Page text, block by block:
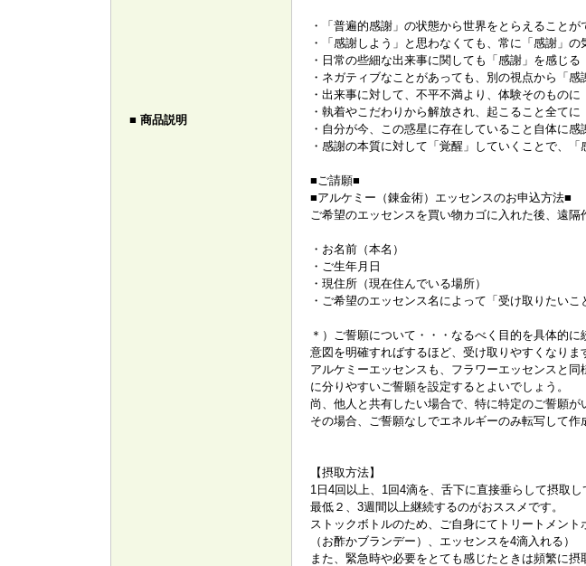
■ 商品説明
・「普遍的感謝」の状態から世界をとらえることが
・「感謝しよう」と思わなくても、常に「感謝」
・日常の些細な出来事に関しても「感謝」を感じる
・ネガティブなことがあっても、別の視点から「
・出来事に対して、不平不満より、体験そのもの
・執着やこだわりから解放され、起こること全て
・自分が今、この惑星に存在していること自体に
・感謝の本質に対して「覚醒」していくことで、
■ご請願■
■アルケミー（錬金術）エッセンスのお申込方法■
ご希望のエッセンスを買い物カゴに入れた後、遠
・お名前（本名）
・ご生年月日
・現住所（現在住んでいる場所）
・ご希望のエッセンス名によって「受け取りたいこ
＊）ご誓願について・・・なるべく目的を具体的に
意図を明確すればするほど、受け取りやすくなり
アルケミーエッセンスも、フラワーエッセンスと
に分りやすいご誓願を設定するとよいでしょう。
尚、他人と共有したい場合で、特に特定のご誓願
その場合、ご誓願なしでエネルギーのみ転写して
【摂取方法】
1日4回以上、1回4滴を、舌下に直接垂らして摂取し
最低２、3週間以上継続するのがおススメです。
ストックボトルのため、ご自身にてトリートメン
（お酢かブランデー）、エッセンスを4滴入れる）
また、緊急時や必要をとても感じたときは頻繁に